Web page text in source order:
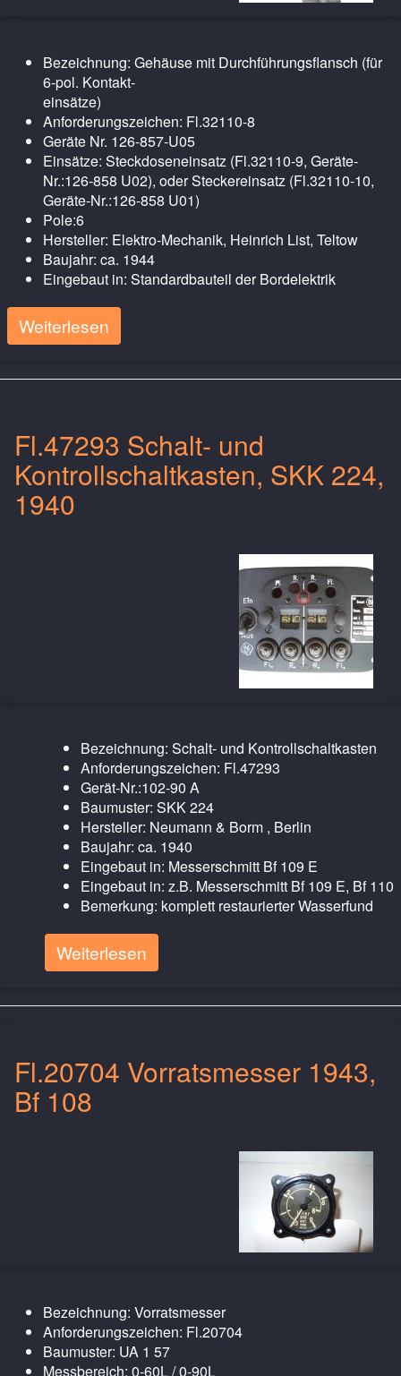
Bezeichnung: Gehäuse mit Durchführungsflansch (für
6-pol. Kontakt-
einsätze)
Anforderungszeichen: Fl.32110-8
Geräte Nr. 126-857-U05
Einsätze: Steckdoseneinsatz (Fl.32110-9, Geräte-
Nr.:126-858 U02), oder Steckereinsatz (Fl.32110-10,
Geräte-Nr.:126-858 U01)
Pole:6
Hersteller: Elektro-Mechanik, Heinrich List, Teltow
Baujahr: ca. 1944
Eingebaut in: Standardbauteil der Bordelektrik
Weiterlesen
Fl.47293 Schalt- und
Kontrollschaltkasten, SKK 224,
1940
Bezeichnung: Schalt- und Kontrollschaltkasten
Anforderungszeichen: Fl.47293
Gerät-Nr.:102-90 A
Baumuster: SKK 224
Hersteller: Neumann & Borm , Berlin
Baujahr: ca. 1940
Eingebaut in: Messerschmitt Bf 109 E
Eingebaut in: z.B. Messerschmitt Bf 109 E, Bf 110
Bemerkung: komplett restaurierter Wasserfund
Weiterlesen
Fl.20704 Vorratsmesser 1943,
Bf 108
Bezeichnung: Vorratsmesser
Anforderungszeichen: Fl.20704
Baumuster: UA 1 57
Messbereich: 0-60L / 0-90L